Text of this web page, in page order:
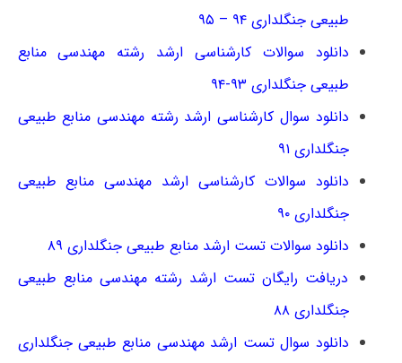
طبیعی جنگلداری ۹۴ – ۹۵
دانلود سوالات کارشناسی ارشد رشته مهندسی منابع
طبیعی جنگلداری ۹۳-۹۴
دانلود سوال کارشناسی ارشد رشته مهندسی منابع طبیعی
جنگلداری ۹۱
دانلود سوالات کارشناسی ارشد مهندسی منابع طبیعی
جنگلداری ۹۰
دانلود سوالات تست ارشد منابع طبیعی جنگلداری ۸۹
دریافت رایگان تست ارشد رشته مهندسی منابع طبیعی
جنگلداری ۸۸
دانلود سوال تست ارشد مهندسی منابع طبیعی جنگلداری